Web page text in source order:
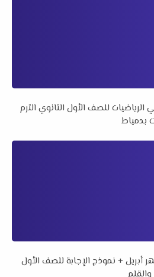
للصف الأول الثانوي الترم
أبريل + نموذج الإجابة للصف الأول